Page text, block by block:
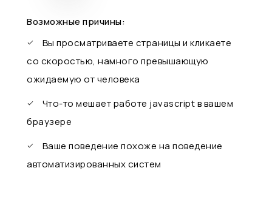
Возможные причины:
Вы просматриваете страницы и кликаете
со скоростью, намного превышающую
ожидаемую от человека
Что-то мешает работе javascript в вашем
браузере
Ваше поведение похоже на поведение
автоматизированных систем